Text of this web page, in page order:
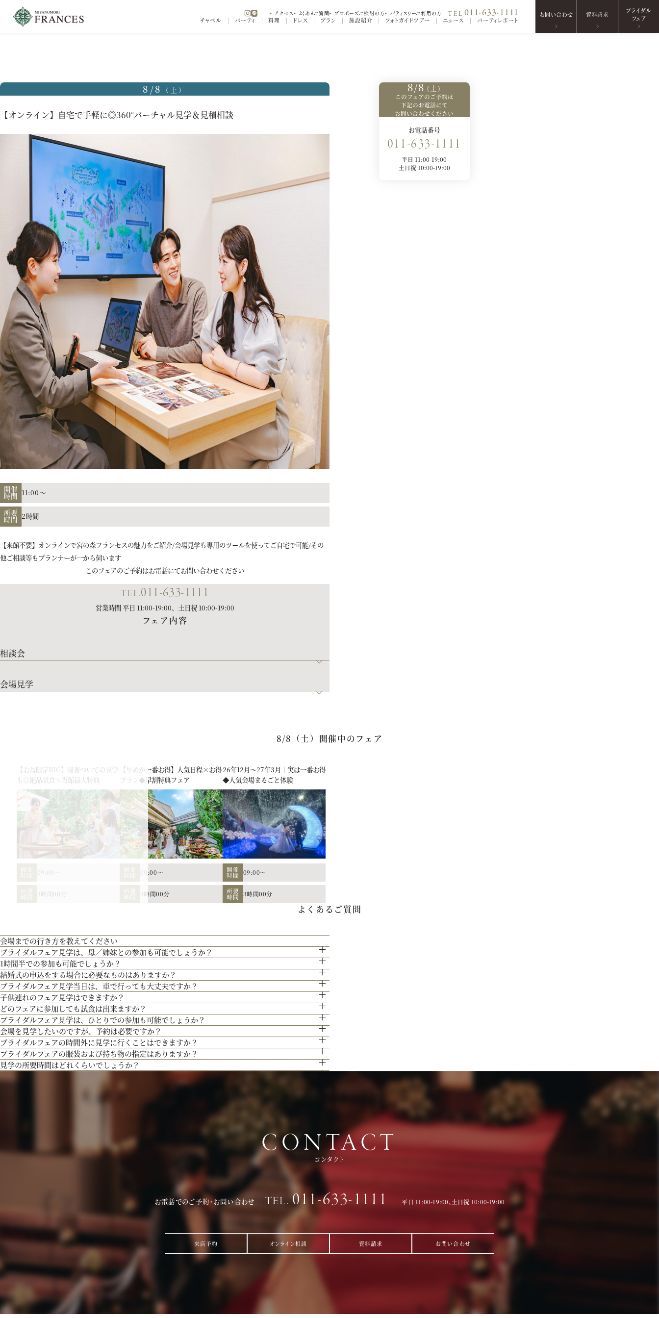
アクセス よくあるご質問 プロポーズご検討の方 パティスリーご利用の方 TEL 011-633-1111
チャペル パーティ 料理 ドレス プラン 施設紹介 フォトガイドツアー ニュース パーティレポート
お問い合わせ 資料請求
ブライダル
フェア
8/8 （土）
【オンライン】自宅で手軽に◎360°バーチャル見学＆見積相談
開催
時間 11:00～
所要
時間 2時間
【来館不要】オンラインで宮の森フランセスの魅力をご紹介/会場見学も専用のツールを使ってご自宅で可能/その
他ご相談等もプランナーが一から伺います
このフェアのご予約はお電話にてお問い合わせください
TEL.011-633-1111
営業時間平日 11:00-19:00、土日祝 10:00-19:00
フェア内容
相談会
お二人の希望に合わせた挙式のスタイル（挙式のみ、披露宴、パーティー等）や予算に応じたプランニングをさせていただき
ます。
人気のテーマやトレンドを取り入れたアイディアをご紹介。
会場見学
この度導入したツールを使って、自宅にいながら会場見学が可能に。宮の森フランセスの魅力をしっかりとご紹介します。
8/8 （土）
このフェアのご予約は
下記のお電話にて
お問い合わせください
お電話番号
011-633-1111
平日 11:00-19:00
土日祝 10:00-19:00
8/8（土）開催中のフェア
【お盆限定BIG】帰省ついでの見学
も◎絶品試食×当館最大特典
09:00～
3時間00分
【早めが一番お得】人気日程×お得
プラン◆早割特典フェア
09:00～
3時間00分
26年12月～27年3月｜実は一番お得
◆人気会場まるごと体験
開催
時間 09:00～
所要
時間 3時間00分
よくあるご質問
会場までの行き方を教えてください
●お車でお越しの方へ JR札幌駅から約15分 地下鉄西28丁目から約3分
●交通機関をご利用の方へ 地下鉄東西線「西28丁目」駅下車 2番出口より徒歩約15分となっております。
ブライダルフェア見学は、母／姉妹との参加も可能でしょうか？
もちろん可能です。親御様やご家族との参加も歓迎しております。
1時間半での参加も可能でしょうか？
通常、会場見学と試食で3時間程となります。時間内で必要なご案内にてご対応させて頂きます。
結婚式の申込をする場合に必要なものはありますか？
お内金と印鑑をお持ちいただいております。都度、プランナーよりご案内させて頂きますのでご安心ください。
ブライダルフェア見学当日は、車で行っても大丈夫ですか？
お車でお越しいただいても大丈夫です。その際は、会場併設の無料駐車場をご利用下さい。
子供連れのフェア見学はできますか？
もちろん可能です。授乳室等もご用意しておりますのでご安心ください。
また、お子様連れでのご来館が不安な場合は、オンライン相談フェアもご検討下さい。
どのフェアに参加しても試食は出来ますか？
「試食」マークのついているフェアにて、シェフ厳選料理の無料試食を行っております。
ブライダルフェア見学は、ひとりでの参加も可能でしょうか？
もちろん可能です。おひとり様でのご見学も歓迎しております。
会場を見学したいのですが、予約は必要ですか？
予約制ではございませんが、予約の方優先でご案内をしております。
事前にご予約頂けますとご希望の日時に見学確実かと存じますので、ブライダルフェアページより予約、またはお電話にてお
問い合わせください。
ブライダルフェアの時間外に見学に行くことはできますか？
ブライダルフェア開催時間帯での参加が難しい場合は、お電話にてお気軽にご相談下さい。
ブライダルフェアの服装および持ち物の指定はありますか？
特に指定はございません。服装は普段着でお気軽にお越しください。
持ち物は、写真が撮れるもの、筆記用具をお持ちいただけるとご検討の際に役立つかと思います。
見学の所要時間はどれくらいでしょうか？
ご試食やお見積もり・日程のご提示を含めて３時間程お時間を頂いております。
お時間に限りがある場合は、短縮も可能ですのでお気軽にお申し付けくださいませ。
CONTACT
コンタクト
お電話でのご予約・お問い合わせ TEL.011-633-1111 平日 11:00-19:00、土日祝 10:00-19:00
来店予約 オンライン相談 資料請求 お問い合わせ